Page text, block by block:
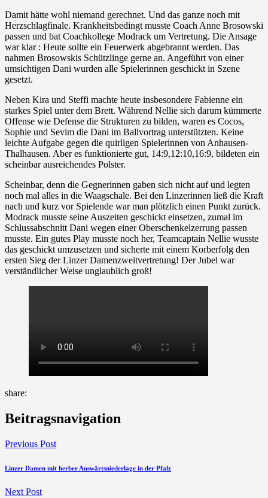
Damit hätte wohl niemand gerechnet. Und das ganze noch mit
Herzschlagfinale. Krankheitsbedingt musste Coach Anne Brosowski
passen und bat Coachkollege Modrack um Vertretung. Die Ansage
war klar : Heute sollte ein Feuerwerk abgebrannt werden. Das
nahmen Brosowskis Schützlinge gerne an. Angeführt von einer
umsichtigen Dani wurden alle Spielerinnen geschickt in Szene
gesetzt.
Neben Kira und Steffi machte heute insbesondere Fabienne ein
starkes Spiel unter dem Brett. Während Nellie sich darum kümmerte
Offense wie Defense die Strukturen zu bilden, waren es Cocos,
Sophie und Sevim die Dani im Ballvortrag unterstützten. Keine
leichte Aufgabe gegen die quirligen Spielerinnen von Anhausen-
Thalhausen. Aber es funktionierte gut, 14:9,12:10,16:9, bildeten ein
scheinbar ausreichendes Polster.
Scheinbar, denn die Gegnerinnen gaben sich nicht auf und legten
noch mal alles in die Waagschale. Bei den Linzerinnen ließ die Kraft
nach und kurz vor Spielende war man plötzlich einen Punkt zurück.
Modrack musste seine Auszeiten geschickt einsetzen, zumal im
Schlussabschnitt Dani wegen einer Oberschenkelzerrung passen
musste. Ein gutes Play musste noch her, Teamcaptain Nellie wusste
das geschickt umzusetzen und sicherte mit einem Korberfolg den
ersten Sieg der Linzer Damenzweitvertretung! Der Jubel war
verständlicher Weise unglaublich groß!
share:
Beitragsnavigation
Previous Post
Linzer Damen mit herber Auswärtsniederlage in der Pfalz
Next Post